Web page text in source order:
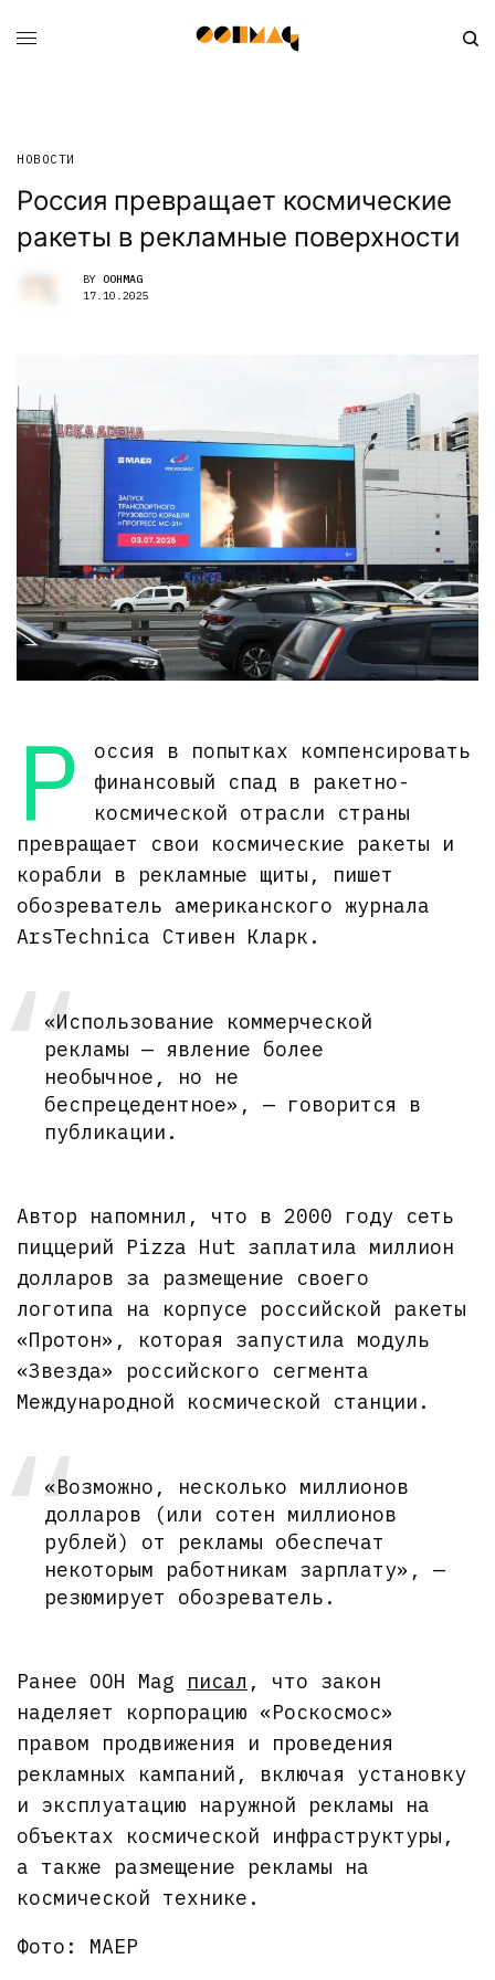
НОВОСТИ
Россия превращает космические
ракеты в рекламные поверхности
BY OOHMAG
17.10.2025
Р
оссия в попытках компенсировать
финансовый спад в ракетно-
космической отрасли страны
превращает свои космические ракеты и
корабли в рекламные щиты, пишет
обозреватель американского журнала
ArsTechnica Стивен Кларк.
«Использование коммерческой
рекламы — явление более
необычное, но не
беспрецедентное», — говорится в
публикации.
Автор напомнил, что в 2000 году сеть
пиццерий Pizza Hut заплатила миллион
долларов за размещение своего
логотипа на корпусе российской ракеты
«Протон», которая запустила модуль
«Звезда» российского сегмента
Международной космической станции.
«Возможно, несколько миллионов
долларов (или сотен миллионов
рублей) от рекламы обеспечат
некоторым работникам зарплату», —
резюмирует обозреватель.
Ранее OOH Mag писал , что закон
наделяет корпорацию «Роскосмос»
правом продвижения и проведения
рекламных кампаний, включая установку
и эксплуатацию наружной рекламы на
объектах космической инфраструктуры,
а также размещение рекламы на
космической технике.
Фото: МАЕР